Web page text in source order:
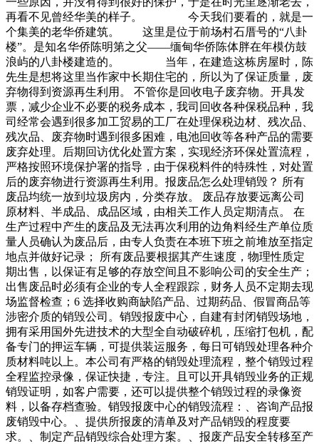
再看不见曾经华美的样子。 今天我们要看的，就是一
个集美的老华侨建筑。 这里是位于前场村石厝号的“八卦
楼”。是知名华侨陈明第之父——缅甸华侨陈体胖在年模仿鼓
浪屿的八卦楼建造的。 当年，在建造这栋房屋时，陈
先生是想将这里当作家中长期住宅的，所以为了保证质量，废
弃物得到资源再生利用。 不管你是回收电子废弃物。开具发
票，减少企业不必要的税务成本，我司回收各种保税品种，我
司经常会遇到很多加工贸易的工厂在处理保税边材、残次品、
残次品、废弃物时遇到很多困难，电池回收等各种产品的需要
废弃处理。后期回访优化处置方案，实现经济环保处置流程，
严格按照环境保护署的指导，由于保税料件的特殊性，对处置
后的废弃物进行资源再生利用。报废品怎么处理销毁？ 所有
废品均统一放到垃圾房内，分类存放。 废品存放要远离公司
原材料、半成品、成品区域，由相关工作人员定期清点。 在
生产过程中产生的废品及无法再次利用的边角料经生产单位质
量人员确认为废品后，由专人负责在本班下班之前堆放至指定
地点并做好记录； 所有废品要根据其产生速度，物理性质定
期出售，以保证有足够的存放空间且不影响公司的安全生产；
出售废品时必须有企业的专人全程跟踪，财务人员不定期去现
场监督检查；6 选择收购商缺陷产品、过期药品、假冒商品等
涉密介质的销毁公司。销毁报废中心，自建有封闭销毁场地，
拥有采用国外先进技术的大型全自动破碎机，压缩打包机，配
备专门的押运车辆，可提供装运服务，每日可销毁处理各种介
质材料吨以上。本公司有严格的销毁处理流程，整个销毁过程
全程监控录像，保证快捷，专注。且可以开具销毁业务的正规
销毁证明，如客户需要，还可以提供整个销毁过程的录像资
料，以备存档查验。销毁报废中心的销毁流程：、咨询产品报
废销毁中心。、提供所报废的清单及对产品销毁的程度要
求。、制定产品销毁综合处理方案。、报废产品安全转移至产